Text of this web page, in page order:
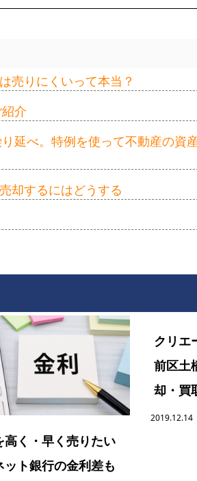
売りにくいって本当？
介
延べ。特例を使って不動産の資
却するにはどうする
高く・早く売りたい
ット銀行の金利差も
クリエ
前区土
却・買
2019.12.14